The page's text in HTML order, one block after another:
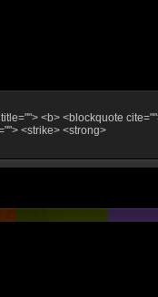
<b> <blockquote
<strike> <strong>